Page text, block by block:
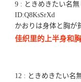
9 : ときめきたい名無
ID:Q8KsSrXd
かおりは身体と胸が
佳织里的上半身和
12 : ときめきたい名